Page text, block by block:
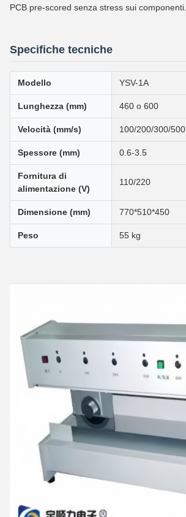
PCB pre-scored senza stress sui componenti.
Specifiche tecniche
Modello YSV-1A
Lunghezza (mm) 460 o 600
Velocità (mm/s) 100/200/300/500
Spessore (mm) 0.6-3.5
Fornitura di
alimentazione (V)
110/220
Dimensione (mm) 770*510*450
Peso 55 kg